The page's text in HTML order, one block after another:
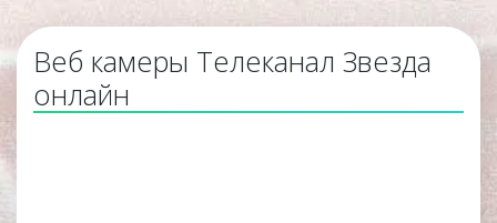
Веб камеры Телеканал Звезда
онлайн